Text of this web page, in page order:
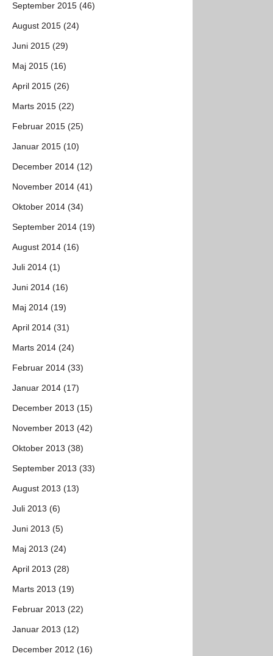
September 2015 (46)
August 2015 (24)
Juni 2015 (29)
Maj 2015 (16)
April 2015 (26)
Marts 2015 (22)
Februar 2015 (25)
Januar 2015 (10)
December 2014 (12)
November 2014 (41)
Oktober 2014 (34)
September 2014 (19)
August 2014 (16)
Juli 2014 (1)
Juni 2014 (16)
Maj 2014 (19)
April 2014 (31)
Marts 2014 (24)
Februar 2014 (33)
Januar 2014 (17)
December 2013 (15)
November 2013 (42)
Oktober 2013 (38)
September 2013 (33)
August 2013 (13)
Juli 2013 (6)
Juni 2013 (5)
Maj 2013 (24)
April 2013 (28)
Marts 2013 (19)
Februar 2013 (22)
Januar 2013 (12)
December 2012 (16)